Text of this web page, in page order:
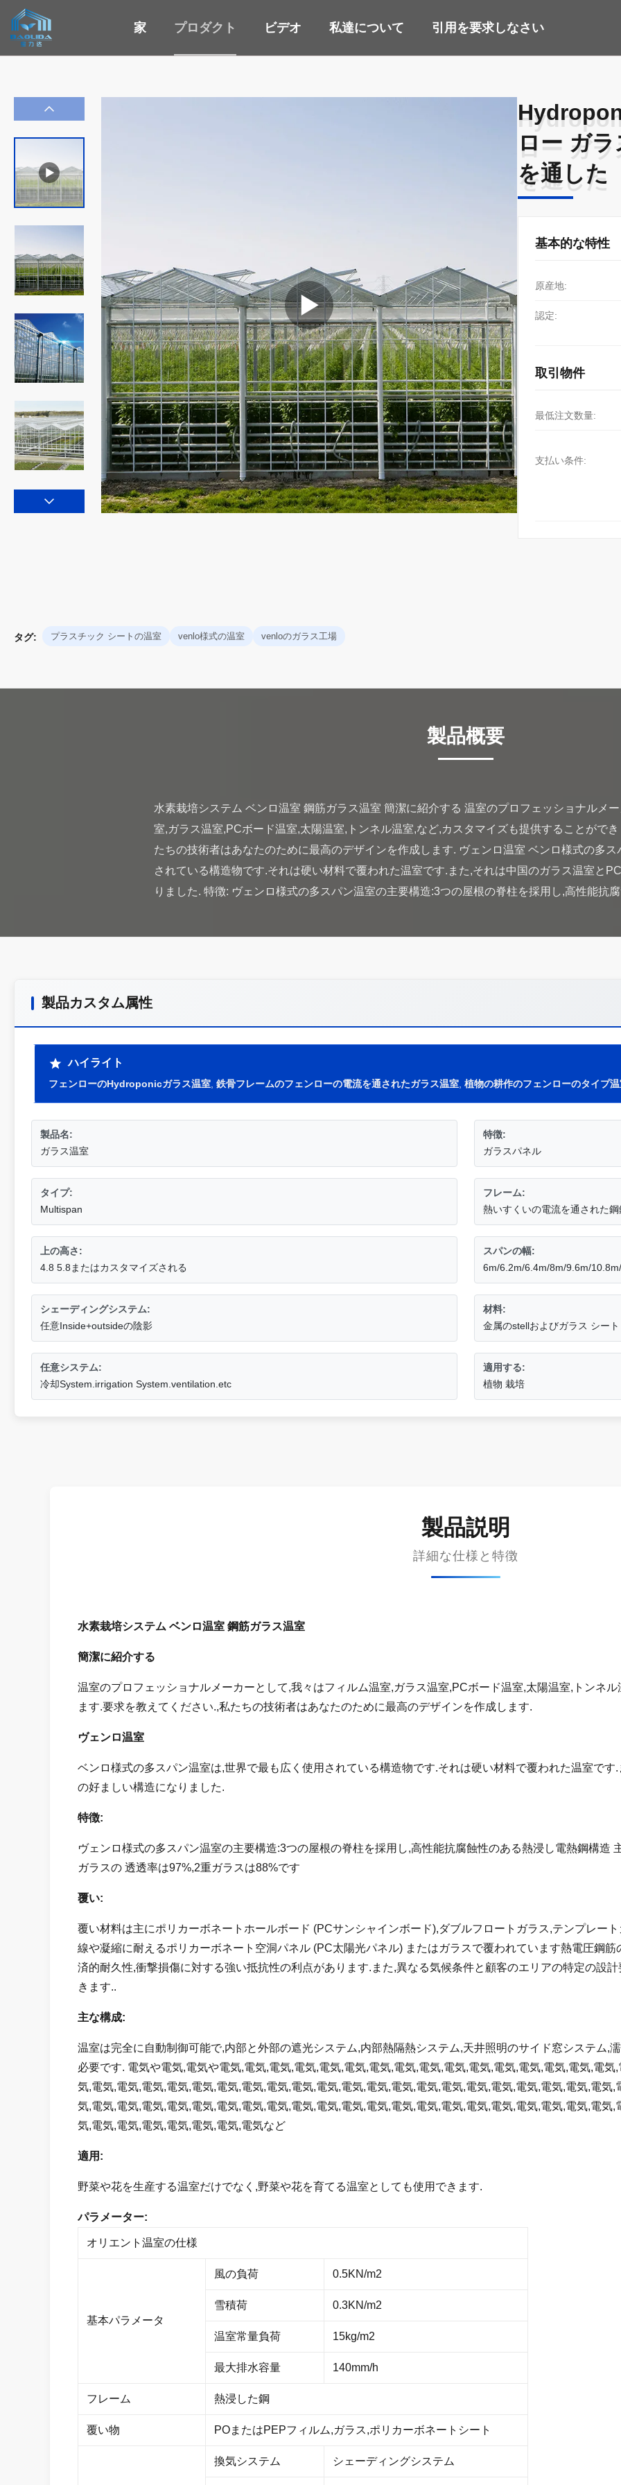
家 プロダクト ビデオ 私達について 引用を要求しなさい
ロー ガ
を通した
ロー ガ
を通した
基本的な特性
原産地:
認定:
取引物件
最低注文数量:
支払い条件:
タグ: プラスチック シートの温室 venlo様式の温室 venloのガラス工場
製品概要
水素栽培システム ベンロ温室 鋼筋ガラス温室 簡潔に紹介する 温室のプロフェッショナルメ
室,ガラス温室,PCボード温室,太陽温室,トンネル温室,など,カスタマイズも提供することがで
たちの技術者はあなたのために最高のデザインを作成します. ヴェンロ温室 ベンロ様式の多
されている構造物です.それは硬い材料で覆われた温室です.また,それは中国のガラス温室と
製品カスタム属性
ハイライト
フェンローのHydroponicガラス温室 鉄骨フレームのフェンローの電流を通されたガラス温室 植物の耕作のフェンローのタイプ
製品名:
ガラス温室
特徴:
ガラスパネル
タイプ:
Multispan
フレーム:
熱いすくいの電流を通された鋼
上の高さ:
4.8 5.8またはカスタマイズされる
スパンの幅:
6m/6.2m/6.4m/8m/9.6m/
シェーディングシステム:
任意Inside+outsideの陰影
材料:
金属のstellおよびガラス シート
任意システム:
冷却System.irrigation System.ventilation.etc
適用する:
植物 栽培
製品説明
詳細な仕様と特徴
水素栽培システム ベンロ温室 鋼筋ガラス温室
簡潔に紹介する
温室のプロフェッショナルメーカーとして,我々はフィルム温室,ガラス温室,PCボード温室,太陽温室,トンネ
ます.要求を教えてください.,私たちの技術者はあなたのために最高のデザインを作成します.
ヴェンロ温室
ベンロ様式の多スパン温室は,世界で最も広く使用されている構造物です.それは硬い材料で覆われた温室で
の好ましい構造になりました.
特徴:
ヴェンロ様式の多スパン温室の主要構造:3つの屋根の脊柱を採用し,高性能抗腐蝕性のある熱浸し電熱鋼構造
ガラスの 透透率は97%,2重ガラスは88%です
覆い:
覆い材料は主にポリカーボネートホールボード (PCサンシャインボード),ダブルフロートガラス,テンプレー
線や凝縮に耐えるポリカーボネート空洞パネル (PC太陽光パネル) またはガラスで覆われています熱電圧鋼
済的耐久性,衝撃損傷に対する強い抵抗性の利点があります.また,異なる気候条件と顧客のエリアの特定の設
きます..
主な構成:
温室は完全に自動制御可能で,内部と外部の遮光システム,内部熱隔熱システム,天井照明のサイド窓システム,
必要です. 電気や電気,電気や電気,電気,電気,電気,電気,電気,電気,電気,電気,電気,電気,電気,電気,電気,電気,電
気,電気,電気,電気,電気,電気,電気,電気,電気,電気,電気,電気,電気,電気,電気,電気,電気,電気,電気,電気,電気,電気
気,電気,電気,電気,電気,電気,電気,電気,電気,電気,電気,電気,電気,電気,電気,電気,電気,電気,電気,電気,電気,電気
気,電気,電気,電気,電気,電気,電気,電気など
適用:
野菜や花を生産する温室だけでなく,野菜や花を育てる温室としても使用できます.
パラメーター:
オリエント温室の仕様
基本パラメータ
風の負荷 0.5KN/m2
雪積荷 0.3KN/m2
温室常量負荷 15kg/m2
最大排水容量 140mm/h
フレーム 熱浸した鋼
覆い物 POまたはPEPフィルム,ガラス,ポリカーボネートシート
換気システム シェーディングシステム